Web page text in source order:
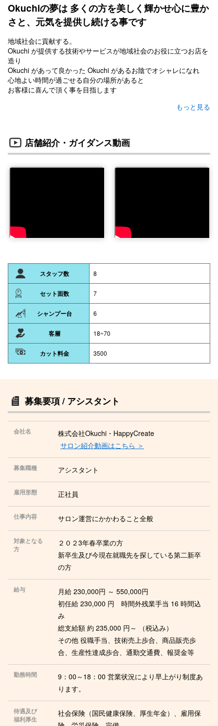
Okuchiの夢は 多くの方を美しく輝かせ心に豊か
さと、元気を提供し続ける事です
地域社会に貢献する。
Okuchi が提供する技術やサービスが地域社会のお役に立つお店を
造り
Okuchi があって良かった Okuchi があるお陰でオシャレになれ
心地よい時間が過ごせる自分の場所があると
お客様に喜んで頂く事を目指します
職場つくりを実現する事
又、Okuchi と取引される業者さんが取引をしていて
良かったと感じて頂けるような、お店造りを目指します。
す。
他者が絶対真似のできないほど価値のあるサービスを提供し
一人でも多くの方に Okuchi が 1 番と言って頂けるような
オンリーワンの美容室を目指します。
店舗紹介・ガイダンス動画
スタッフ数 8
セット面数 7
シャンプー台 6
客層 18~70
カット料金 3500
募集要項 / アシスタント
会社名
株式会社Okuchi・HappyCreate
サロン紹介動画はこちら ＞
募集職種 アシスタント
雇用形態 正社員
仕事内容 サロン運営にかかわること全般
対象となる
方
２０２3年春卒業の方
新卒生及び今現在就職先を探している第二新卒
の方
給与
月給 230,000円 ～ 550,000円
初任給 230,000 円 時間外残業手当 16 時間込
み
総支給額 約 235,000 円～ （税込み）
その他 役職手当、技術売上歩合、商品販売歩
合、生産性達成歩合、通勤交通費、報奨金等
勤務時間
9：00～18：00 営業状況により早上がり制度あ
ります。
待遇及び
福利厚生
社会保険（国民健康保険、厚生年金）、雇用保